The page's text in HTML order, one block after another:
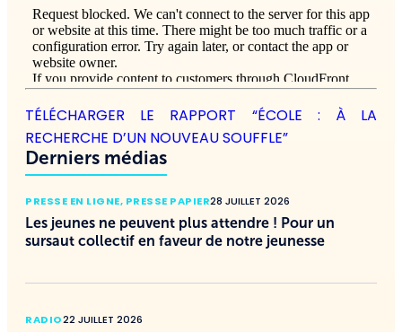
TÉLÉCHARGER LE RAPPORT “ÉCOLE : À LA
RECHERCHE D’UN NOUVEAU SOUFFLE”
Derniers médias
PRESSE EN LIGNE, PRESSE PAPIER28 JUILLET 2026
Les jeunes ne peuvent plus attendre ! Pour un
sursaut collectif en faveur de notre jeunesse
RADIO22 JUILLET 2026